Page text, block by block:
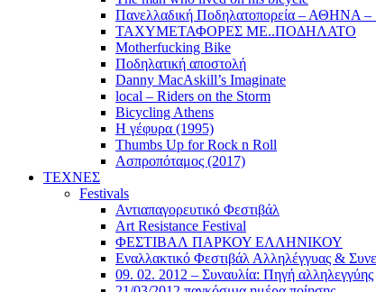
Πανελλαδική Ποδηλατοπορεία – ΑΘΗΝΑ –
ΤΑΧΥΜΕΤΑΦΟΡΕΣ ΜΕ..ΠΟΔΗΛΑΤΟ
Motherfucking Bike
Ποδηλατική αποστολή
Danny MacAskill’s Imaginate
local – Riders on the Storm
Bicycling Athens
Η γέφυρα (1995)
Thumbs Up for Rock n Roll
Ασπροπόταμος (2017)
ΤΕΧΝΕΣ
Festivals
Αντιαπαγορευτικό Φεστιβάλ
Art Resistance Festival
ΦΕΣΤΙΒΑΛ ΠΑΡΚΟΥ ΕΛΛΗΝΙΚΟΥ
Εναλλακτικό Φεστιβάλ Αλληλέγγυας &
09. 02. 2012 – Συναυλία: Πηγή αλληλεγγύης